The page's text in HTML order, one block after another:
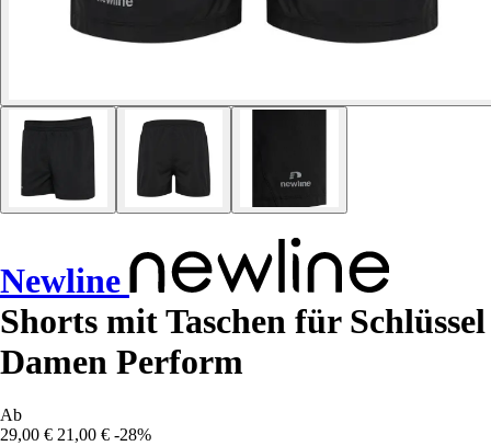
Newline
Shorts mit Taschen für Schlüssel
Damen Perform
Ab
29,00 € 21,00 € -28%